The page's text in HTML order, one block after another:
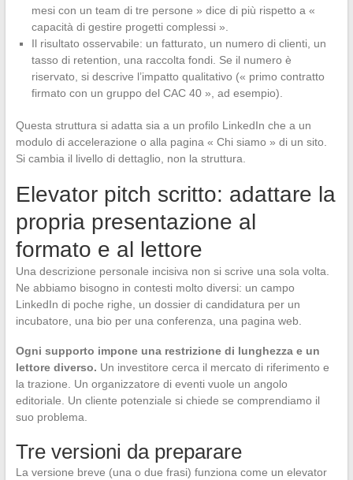
mesi con un team di tre persone » dice di più rispetto a «
capacità di gestire progetti complessi ».
Il risultato osservabile: un fatturato, un numero di clienti, un
tasso di retention, una raccolta fondi. Se il numero è
riservato, si descrive l’impatto qualitativo (« primo contratto
firmato con un gruppo del CAC 40 », ad esempio).
Questa struttura si adatta sia a un profilo LinkedIn che a un
modulo di accelerazione o alla pagina « Chi siamo » di un sito.
Si cambia il livello di dettaglio, non la struttura.
Elevator pitch scritto: adattare la
propria presentazione al
formato e al lettore
Una descrizione personale incisiva non si scrive una sola volta.
Ne abbiamo bisogno in contesti molto diversi: un campo
LinkedIn di poche righe, un dossier di candidatura per un
incubatore, una bio per una conferenza, una pagina web.
Ogni supporto impone una restrizione di lunghezza e un
lettore diverso. Un investitore cerca il mercato di riferimento e
la trazione. Un organizzatore di eventi vuole un angolo
editoriale. Un cliente potenziale si chiede se comprendiamo il
suo problema.
Tre versioni da preparare
La versione breve (una o due frasi) funziona come un elevator